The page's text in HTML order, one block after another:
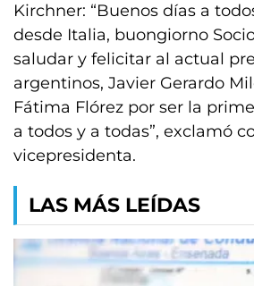
Kirchner: “Buenos días a
desde Italia, buongiorno
saludar y felicitar al actual
argentinos, Javier Gerardo
Fátima Flórez por ser la
a todos y a todas”, exclamó
vicepresidenta.
LAS MÁS LEÍDAS